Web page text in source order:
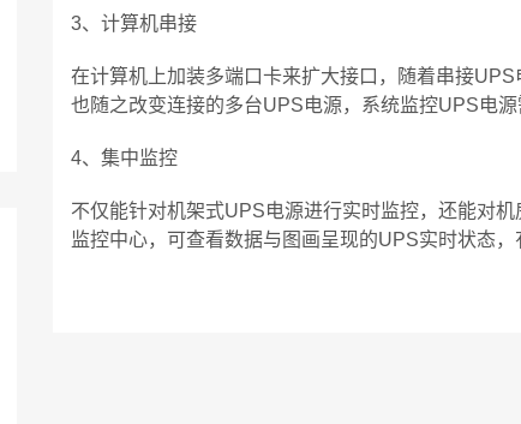
3、计算机串接
在计算机上加装多端口卡来扩大接口，随着串接
也随之改变连接的多台UPS电源，系统监控UPS电源
4、集中监控
不仅能针对机架式UPS电源进行实时监控，还能对
监控中心，可查看数据与图画呈现的UPS实时状态，